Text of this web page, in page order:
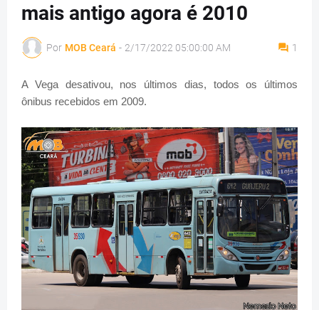
mais antigo agora é 2010
Por MOB Ceará - 2/17/2022 05:00:00 AM 1
A Vega desativou, nos últimos dias, todos os últimos
ônibus recebidos em 2009.